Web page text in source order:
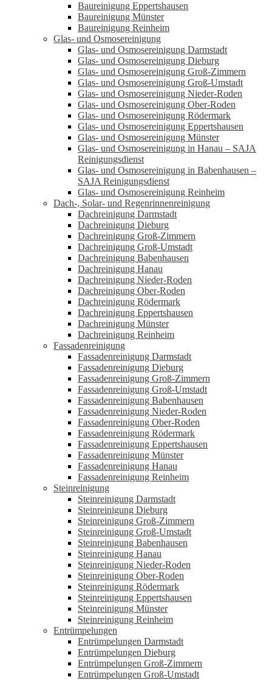
Baureinigung Eppertshausen
Baureinigung Münster
Baureinigung Reinheim
Glas- und Osmosereinigung
Glas- und Osmosereinigung Darmstadt
Glas- und Osmosereinigung Dieburg
Glas- und Osmosereinigung Groß-Zimmern
Glas- und Osmosereinigung Groß-Umstadt
Glas- und Osmosereinigung Nieder-Roden
Glas- und Osmosereinigung Ober-Roden
Glas- und Osmosereinigung Rödermark
Glas- und Osmosereinigung Eppertshausen
Glas- und Osmosereinigung Münster
Glas- und Osmosereinigung in Hanau – SAJA
Reinigungsdienst
Glas- und Osmosereinigung in Babenhausen –
SAJA Reinigungsdienst
Glas- und Osmosereinigung Reinheim
Dach-, Solar- und Regenrinnenreinigung
Dachreinigung Darmstadt
Dachreinigung Dieburg
Dachreinigung Groß-Zimmern
Dachreinigung Groß-Umstadt
Dachreinigung Babenhausen
Dachreinigung Hanau
Dachreinigung Nieder-Roden
Dachreinigung Ober-Roden
Dachreinigung Rödermark
Dachreinigung Eppertshausen
Dachreinigung Münster
Dachreinigung Reinheim
Fassadenreinigung
Fassadenreinigung Darmstadt
Fassadenreinigung Dieburg
Fassadenreinigung Groß-Zimmern
Fassadenreinigung Groß-Umstadt
Fassadenreinigung Babenhausen
Fassadenreinigung Nieder-Roden
Fassadenreinigung Ober-Roden
Fassadenreinigung Rödermark
Fassadenreinigung Eppertshausen
Fassadenreinigung Münster
Fassadenreinigung Hanau
Fassadenreinigung Reinheim
Steinreinigung
Steinreinigung Darmstadt
Steinreinigung Dieburg
Steinreinigung Groß-Zimmern
Steinreinigung Groß-Umstadt
Steinreinigung Babenhausen
Steinreinigung Hanau
Steinreinigung Nieder-Roden
Steinreinigung Ober-Roden
Steinreinigung Rödermark
Steinreinigung Eppertshausen
Steinreinigung Münster
Steinreinigung Reinheim
Entrümpelungen
Entrümpelungen Darmstadt
Entrümpelungen Dieburg
Entrümpelungen Groß-Zimmern
Entrümpelungen Groß-Umstadt